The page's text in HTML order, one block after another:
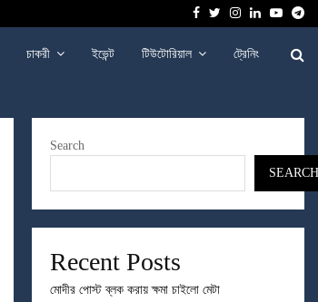
FacebookTwitter
Instagram
Linkedin
চাকরী ইভেন্ট টিউটোরিয়াল ট্রেনিং
Search
SEARCH
Recent Posts
মোদীর পোস্ট ব্লক করায় ক্ষমা চাইলো মেটা